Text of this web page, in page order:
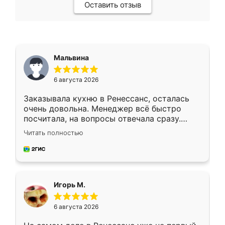
Оставить отзыв
Мальвина
6 августа 2026
Заказывала кухню в Ренессанс, осталась
очень довольна. Менеджер всё быстро
посчитала, на вопросы отвечала сразу.
Замерщик приехал в субботу, подошёл к
делу со всей ответственностью. Собрали
за день, ребята работали аккуратно, даже
Читать полностью
Игорь М.
6 августа 2026